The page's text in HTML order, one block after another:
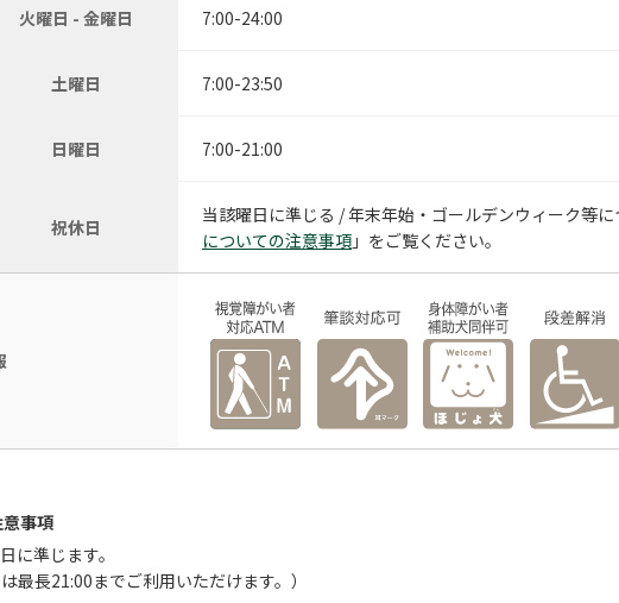
火曜日 - 金曜日 7:00-24:00
土曜日 7:00-23:50
日曜日 7:00-21:00
祝休日
当該曜日に準じる / 年末年始・ゴールデンウィーク等
についての注意事項 」をご覧ください。
事項
に準じます。
最長21:00までご利用いただけます。）